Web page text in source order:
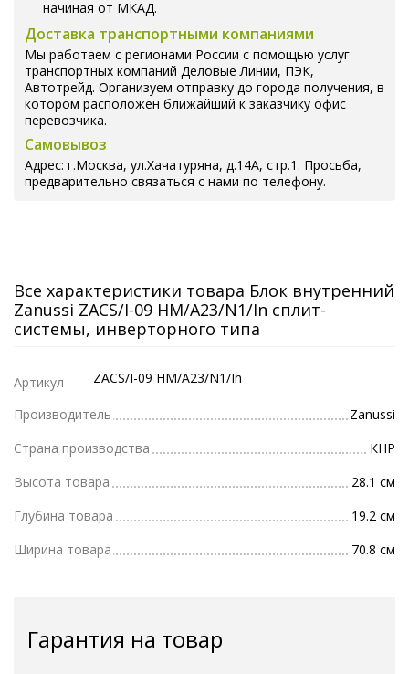
начиная от МКАД.
Доставка транспортными компаниями
Мы работаем с регионами России с помощью услуг
транспортных компаний Деловые Линии, ПЭК,
Автотрейд. Организуем отправку до города получения, в
котором расположен ближайший к заказчику офис
перевозчика.
Самовывоз
Адрес: г.Москва, ул.Хачатуряна, д.14А, стр.1. Просьба,
предварительно связаться с нами по телефону.
Все характеристики товара Блок внутренний
Zanussi ZACS/I-09 HM/A23/N1/In сплит-
системы, инверторного типа
Артикул ZACS/I-09 HM/A23/N1/In
Производитель
Zanussi
Страна производства
КНР
Высота товара
28.1 см
Глубина товара
19.2 см
Ширина товара
70.8 см
Гарантия на товар